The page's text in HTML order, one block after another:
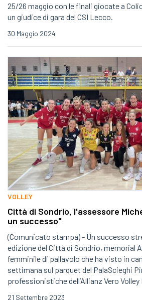
25/26 maggio con le finali giocate a
un giudice di gara del CSI Lecco.
30 Maggio 2024
VOLLEY
Città di Sondrio, l'assessore
un successo"
(Comunicato stampa) - Un successo
edizione del Città di Sondrio, memorial
femminile di pallavolo che ha visto in
settimana sul parquet del PalaScieghi
professionistiche dell’Allianz Vero Volley
21 Settembre 2023